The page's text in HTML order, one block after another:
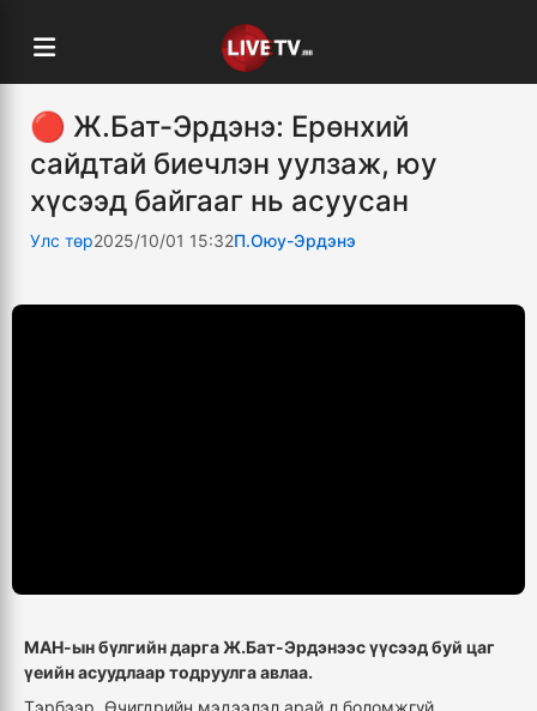
🔴 Ж.Бат-Эрдэнэ: Ерөнхий
сайдтай биечлэн уулзаж, юу
хүсээд байгааг нь асуусан
Улс төр2025/10/01 15:32П.Оюу-Эрдэнэ
МАН-ын бүлгийн дарга Ж.Бат-Эрдэнээс үүсээд буй цаг
үеийн асуудлаар тодруулга авлаа.
Тэрбээр, Өчигдрийн мэдээлэл арай л боломжгүй